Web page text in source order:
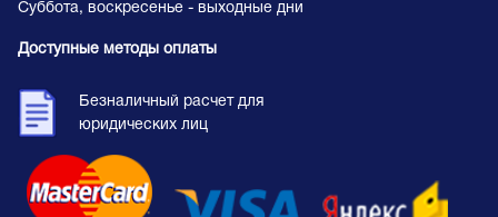
Суббота, воскресенье - выходные дни
Доступные методы оплаты
Безналичный расчет для
юридических лиц